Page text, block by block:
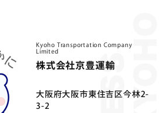
Kyoho Transportation Company
Limited
株式会社京豊運輸
⼤阪府⼤阪市東住吉区今林2-
3-2